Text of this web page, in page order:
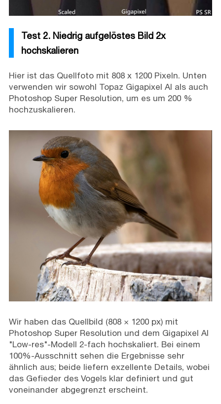
Test 2. Niedrig aufgelöstes Bild 2x
hochskalieren
Hier ist das Quellfoto mit 808 x 1200 Pixeln. Unten
verwenden wir sowohl Topaz Gigapixel AI als auch
Photoshop Super Resolution, um es um 200 %
hochzuskalieren.
Wir haben das Quellbild (808 × 1200 px) mit
Photoshop Super Resolution und dem Gigapixel AI
"Low-res"-Modell 2-fach hochskaliert. Bei einem
100%-Ausschnitt sehen die Ergebnisse sehr
ähnlich aus; beide liefern exzellente Details, wobei
das Gefieder des Vogels klar definiert und gut
voneinander abgegrenzt erscheint.